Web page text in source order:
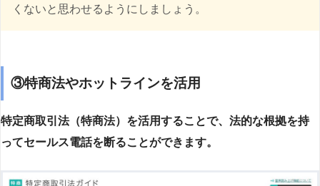
くないと思わせるようにしましょう。
③特商法やホットラインを活用
特定商取引法（特商法）を活用することで、法的な根拠を持
ってセールス電話を断ることができます。